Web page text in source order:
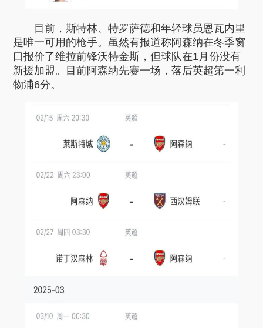
目前，斯特林、特罗萨德和年轻球员恩瓦内里
是唯一可用的枪手。虽然有报道称阿森纳在冬季窗
口报价了维拉前锋沃特金斯，但球队在1月份没有
新援加盟。目前阿森纳先赛一场，落后英超第一利
物浦6分。